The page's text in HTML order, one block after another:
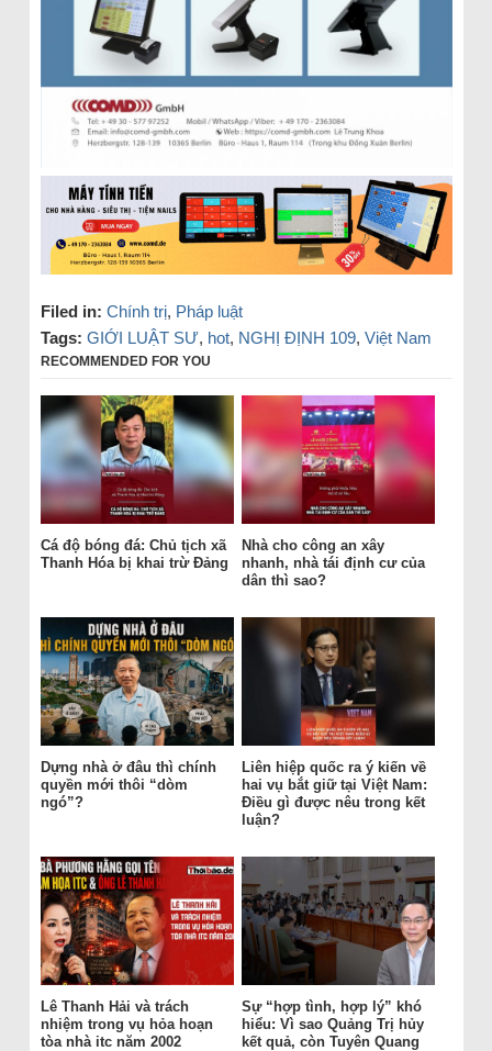
Filed in: Chính trị, Pháp luật
Tags: GIỚI LUẬT SƯ, hot, NGHỊ ĐỊNH 109, Việt Nam
RECOMMENDED FOR YOU
Cá độ bóng đá: Chủ tịch xã
Thanh Hóa bị khai trừ Đảng
Nhà cho công an xây
nhanh, nhà tái định cư của
dân thì sao?
Dựng nhà ở đâu thì chính
quyền mới thôi “dòm
ngó”?
Liên hiệp quốc ra ý kiến về
hai vụ bắt giữ tại Việt Nam:
Điều gì được nêu trong kết
luận?
Lê Thanh Hải và trách
nhiệm trong vụ hỏa hoạn
tòa nhà itc năm 2002
Sự “hợp tình, hợp lý” khó
hiểu: Vì sao Quảng Trị hủy
kết quả, còn Tuyên Quang